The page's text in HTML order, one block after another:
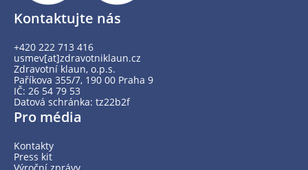
Kontaktujte nás
+420 222 713 416
usmev[at]zdravotniklaun.cz
Zdravotní klaun, o.p.s.
Paříkova 355/7, 190 00 Praha 9
IČ: 26 54 79 53
Datová schránka: tz22b2f
Pro média
Kontakty
Press kit
Výroční zprávy